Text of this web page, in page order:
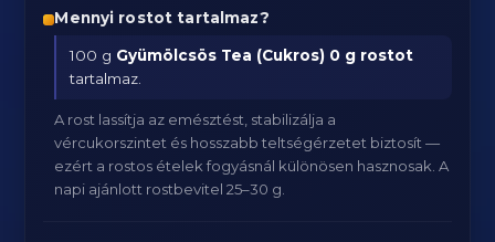
Mennyi rostot tartalmaz?
100 g Gyümölcsös Tea (Cukros) 0 g rostot
tartalmaz.
A rost lassítja az emésztést, stabilizálja a
vércukorszintet és hosszabb teltségérzetet biztosít —
ezért a rostos ételek fogyásnál különösen hasznosak. A
napi ajánlott rostbevitel 25–30 g.